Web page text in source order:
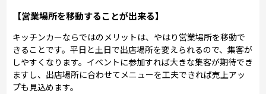
【営業場所を移動することが出来る】
キッチンカーならではのメリットは、やはり営業場所を移動で
きることです。平日と土日で出店場所を変えられるので、集客が
しやすくなります。イベントに参加すれば大きな集客が期待でき
ますし、出店場所に合わせてメニューを工夫できれば売上アッ
プも見込めます。